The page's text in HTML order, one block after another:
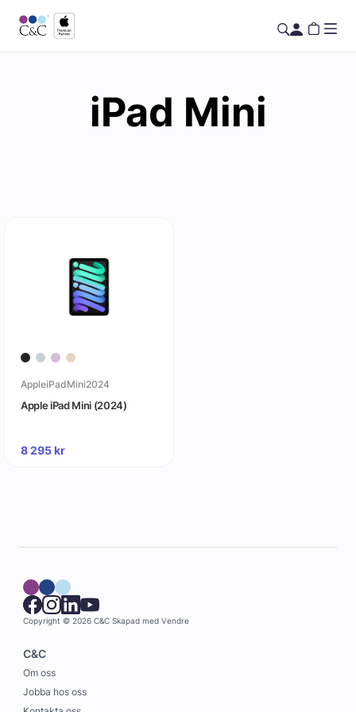
iPad Mini
AppleiPadMini2024
Apple iPad Mini (2024)
8 295kr
Copyright © 2026 C&C Skapad med Vendre
C&C
Om oss
Jobba hos oss